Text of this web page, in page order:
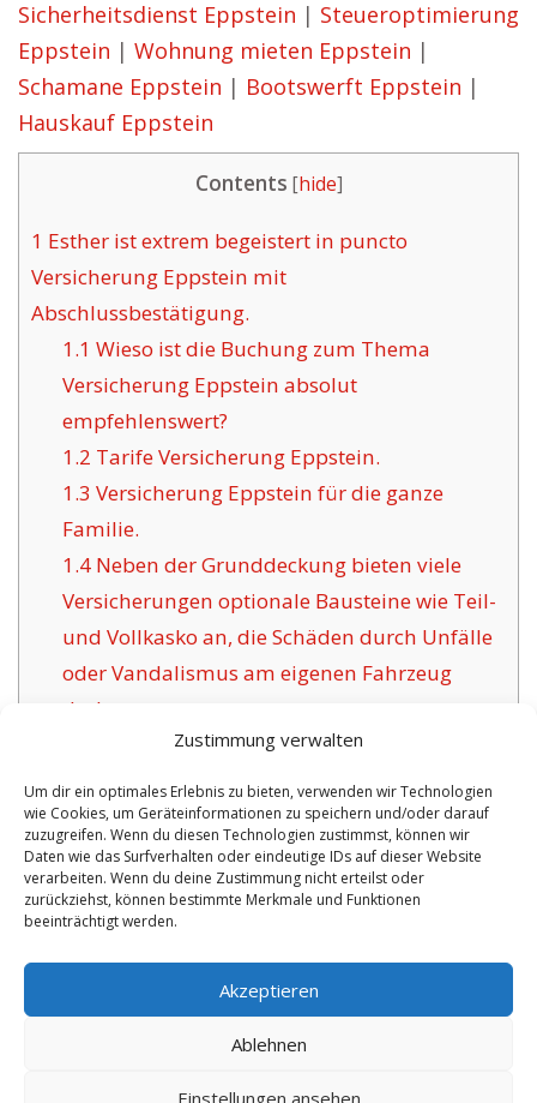
Zustimmung verwalten
Um dir ein optimales Erlebnis zu bieten, verwenden wir Technologien
wie Cookies, um Geräteinformationen zu speichern und/oder darauf
zuzugreifen. Wenn du diesen Technologien zustimmst, können wir
Daten wie das Surfverhalten oder eindeutige IDs auf dieser Website
verarbeiten. Wenn du deine Zustimmung nicht erteilst oder
zurückziehst, können bestimmte Merkmale und Funktionen
beeinträchtigt werden.
Akzeptieren
Ablehnen
Einstellungen ansehen
Sicherheitsdienst Eppstein | Steueroptimierung
Eppstein | Wohnung mieten Eppstein |
Schamane Eppstein | Bootswerft Eppstein |
Hauskauf Eppstein
Contents [hide]
1 Esther ist extrem begeistert in puncto
Versicherung Eppstein mit
Abschlussbestätigung.
1.1 Wieso ist die Buchung zum Thema
Versicherung Eppstein absolut
empfehlenswert?
1.2 Tarife Versicherung Eppstein.
1.3 Versicherung Eppstein für die ganze
Familie.
1.4Neben der Grunddeckung bieten viele
Versicherungen optionale Bausteine wie Teil-
und Vollkasko an, die Schäden durch Unfälle
oder Vandalismus am eigenen Fahrzeug
decken.
Die Herausforderung bewährter
Versicherungsunternehmen für Eppstein:
1.6Die Vorzüge der hier angebotenen
Versicherung in Eppstein:
1.6.1Persönliche Policen und Zertifikat:
No tags for this post.